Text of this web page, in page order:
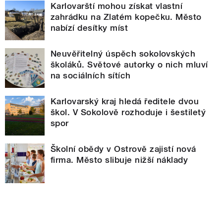
Karlovarští mohou získat vlastní
zahrádku na Zlatém kopečku. Město
nabízí desítky míst
Neuvěřitelný úspěch sokolovských
školáků. Světové autorky o nich mluví
na sociálních sítích
Karlovarský kraj hledá ředitele dvou
škol. V Sokolově rozhoduje i šestiletý
spor
Školní obědy v Ostrově zajistí nová
firma. Město slibuje nižší náklady